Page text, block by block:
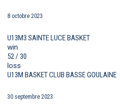
8 octobre 2023
U13M3 SAINTE LUCE BASKET
win
52 / 30
loss
U13M BASKET CLUB BASSE GOULAINE
30 septembre 2023